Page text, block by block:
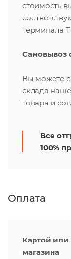
стоимость
терминала
Самовывоз
Вы можете
склада
товара и
Все
100%
Оплата
Картой
магазина